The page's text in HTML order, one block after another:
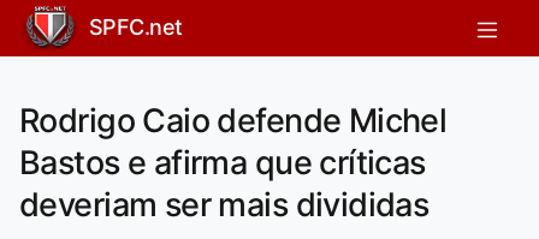
SPFC.net
Rodrigo Caio defende Michel
Bastos e afirma que críticas
deveriam ser mais divididas